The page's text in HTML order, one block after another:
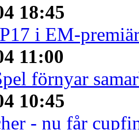
18:45
i EM-
11:00
förnyar
10:45
- nu får